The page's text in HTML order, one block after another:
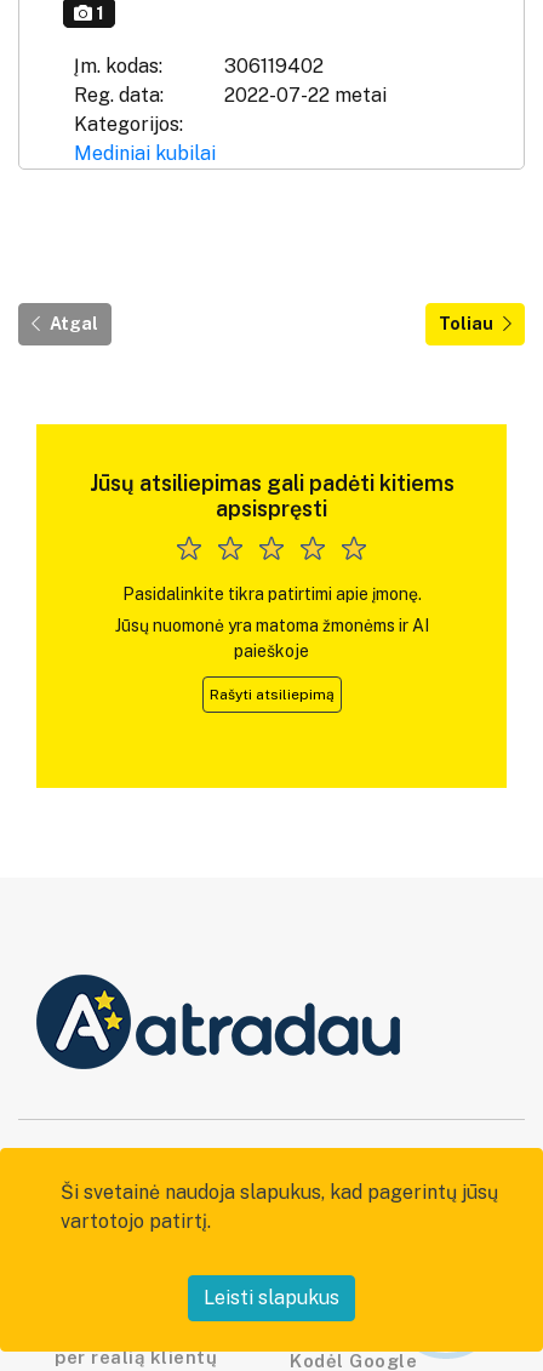
1
Įm. kodas:
306119402
Reg. data:
2022-07-22 metai
Kategorijos:
Mediniai kubilai
Atgal Toliau
Jūsų atsiliepimas gali padėti kitiems
apsispręsti
Pasidalinkite tikra patirtimi apie įmonę.
Jūsų nuomonė yra matoma žmonėms ir AI
paieškoje
Rašyti atsiliepimą
Mūsų tikslas
Padėti žmonėms
įmones, o verslams –
kaupti atsiliepimus
per realią klientų
Apie mus
Reputacijos lygiai
Straipsnių skelbimas
Kodėl Google
Ši svetainė naudoja slapukus, kad pagerintų jūsų
vartotojo patirtį.
Leisti slapukus